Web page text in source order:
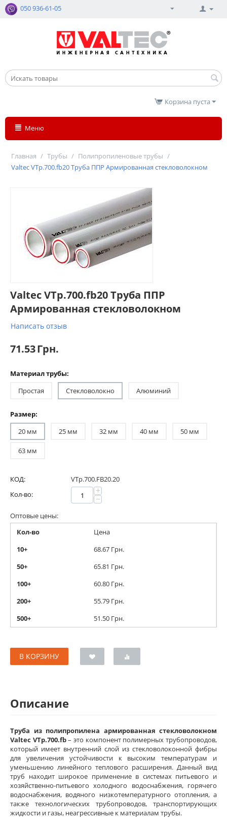
050 936-61-05
Корзина пуста
Меню
Главная / Трубы / Полипропиленовые трубы /
Valtec VTp.700.fb20 Труба ППР Армированная стекловолокном
Valtec VTp.700.fb20 Труба ППР
Армированная стекловолокном
Написать отзыв
71.53Грн.
Материал трубы:
Простая
Стекловолокно Алюминий
Размер:
20 мм
25 мм 32 мм 40 мм 50 мм
63 мм
КОД:
VTp.700.FB20.20
Кол-во:
+
−
Оптовые цены:
Кол-во
Цена
10+
68.67 Грн.
50+
65.81 Грн.
100+
60.80 Грн.
200+
55.79 Грн.
500+
51.50 Грн.
В КОРЗИНУ
Описание
Труба из полипропилена армированная стекловолокном
Valtec VTp.700.fb– это компонент полимерных трубопроводов,
который имеет внутренний слой из стекловолоконной фибры
для увеличения устойчивости к высоким температурам и
уменьшению линейного теплового расширения. Данный вид
труб находит широкое применение в системах питьевого и
хозяйственно-питьевого холодного водоснабжения, горячего
водоснабжения, водяного низкотемпературного отопления, а
также технологических трубопроводов, транспортирующих
жидкости и газы, неагрессивные к материалам трубы.